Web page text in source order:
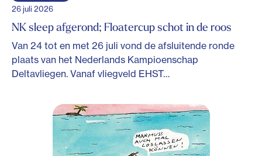
26 juli 2026
NK sleep afgerond; Floatercup schot in de roos
Van 24 tot en met 26 juli vond de afsluitende ronde
plaats van het Nederlands Kampioenschap
Deltavliegen. Vanaf vliegveld EHST…